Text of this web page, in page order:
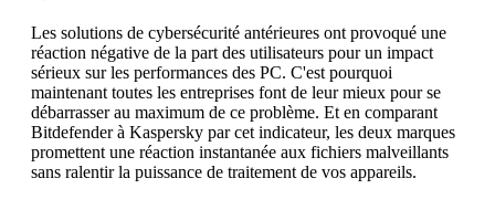
Les solutions de cybersécurité antérieures ont provoqué une
réaction négative de la part des utilisateurs pour un impact
sérieux sur les performances des PC. C'est pourquoi
maintenant toutes les entreprises font de leur mieux pour se
débarrasser au maximum de ce problème. Et en comparant
Bitdefender à Kaspersky par cet indicateur, les deux marques
promettent une réaction instantanée aux fichiers malveillants
sans ralentir la puissance de traitement de vos appareils.